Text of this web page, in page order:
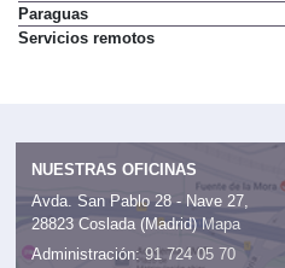
Paraguas
Servicios remotos
NUESTRAS OFICINAS
Avda. San Pablo 28 - Nave 27,
28823 Coslada (Madrid) Mapa
Administración: 91 724 05 70